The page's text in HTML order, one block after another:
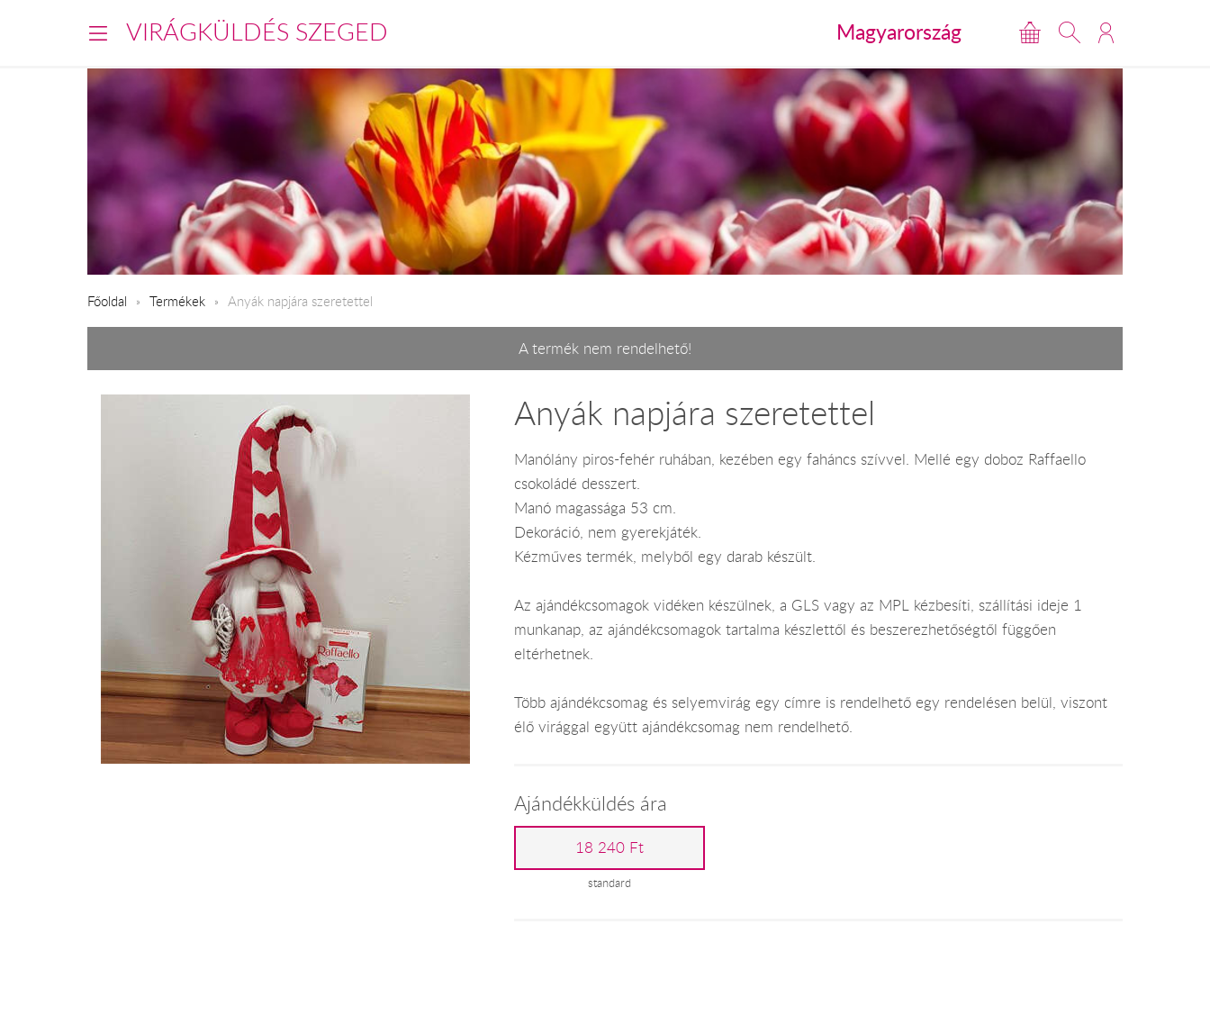
VIRÁGKÜLDÉS SZEGED Magyarország
Főoldal Termékek Anyák napjára szeretettel
A termék nem rendelhető!
Anyák napjára szeretettel
Manólány piros-fehér ruhában, kezében egy faháncs szívvel. Mellé egy doboz Raffaello
csokoládé desszert.
Manó magassága 53 cm.
Dekoráció, nem gyerekjáték.
Kézműves termék, melyből egy darab készült.
Az ajándékcsomagok vidéken készülnek, a GLS vagy az MPL kézbesíti, szállítási ideje 1
munkanap, az ajándékcsomagok tartalma készlettől és beszerezhetőségtől függően
eltérhetnek.
Több ajándékcsomag és selyemvirág egy címre is rendelhető egy rendelésen belül, viszont
élő virággal együtt ajándékcsomag nem rendelhető.
Ajándékküldés ára
18 240 Ft
standard